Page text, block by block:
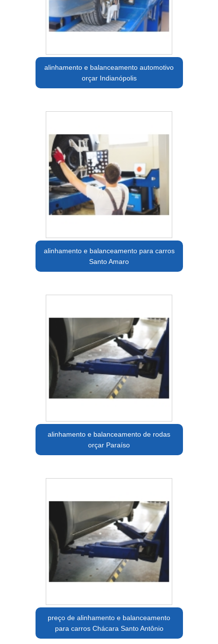
alinhamento e balanceamento automotivo
orçar Indianópolis
alinhamento e balanceamento para carros
Santo Amaro
alinhamento e balanceamento de rodas
orçar Paraíso
preço de alinhamento e balanceamento
para carros Chácara Santo Antônio